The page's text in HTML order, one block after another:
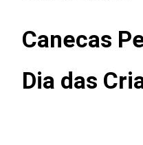
Canecas
Dia das